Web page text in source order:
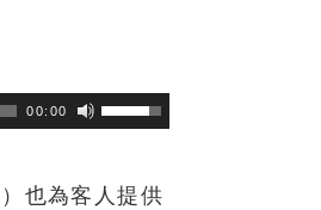
00:00
也為客人提供